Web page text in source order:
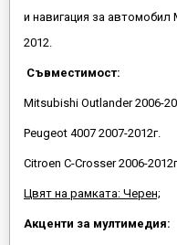
и навигация за автомобил
2012.
Съвместимост:
Mitsubishi Outlander 2006-
Peugeot 4007 2007-2012г.
Citroen C-Crosser 2006-
Цвят на рамката: Черен;
Акценти за мултимедия: